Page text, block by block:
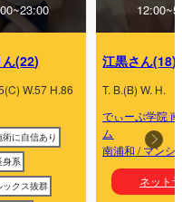
ん(22)
(C) W.57 H.86
術に自信あり
身系
ックス抜群
江黒さん(18)
T. B.(B) W. H.
でぃーぷ学院
ム
南浦和 /マンシ
ネット